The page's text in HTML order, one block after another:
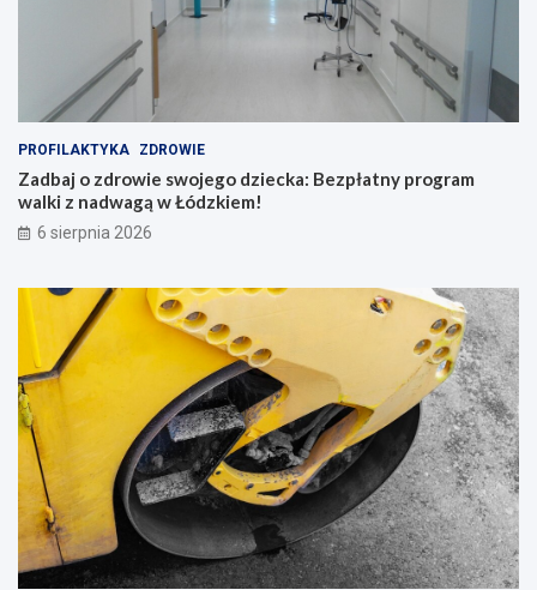
PROFILAKTYKA ZDROWIE
Zadbaj o zdrowie swojego dziecka: Bezpłatny program
walki z nadwagą w Łódzkiem!
6 sierpnia 2026